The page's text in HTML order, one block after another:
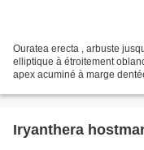
Ouratea erecta , arbuste
elliptique à étroitement
apex acuminé à marge
Iryanthera